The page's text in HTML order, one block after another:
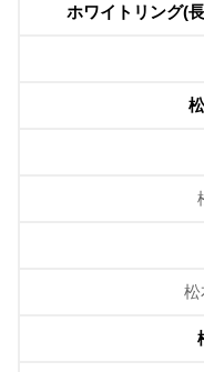
ホワイトリング(
松